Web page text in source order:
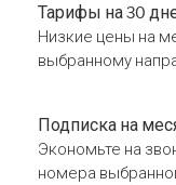
Тарифы на 30
Низкие цены на
выбранному
Подписка на
Экономьте на
номера